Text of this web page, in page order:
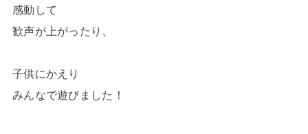
感動して
歓声が上がったり、
子供にかえり
みんなで遊びました！